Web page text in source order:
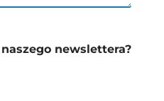
newslettera?